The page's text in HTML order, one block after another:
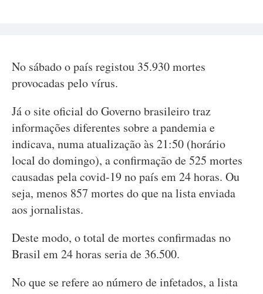
No sábado o país registou 35.930 mortes
provocadas pelo vírus.
Já o site oficial do Governo brasileiro traz
informações diferentes sobre a pandemia e
indicava, numa atualização às 21:50 (horário
local do domingo), a confirmação de 525 mortes
causadas pela covid-19 no país em 24 horas. Ou
seja, menos 857 mortes do que na lista enviada
aos jornalistas.
Deste modo, o total de mortes confirmadas no
Brasil em 24 horas seria de 36.500.
No que se refere ao número de infetados, a lista